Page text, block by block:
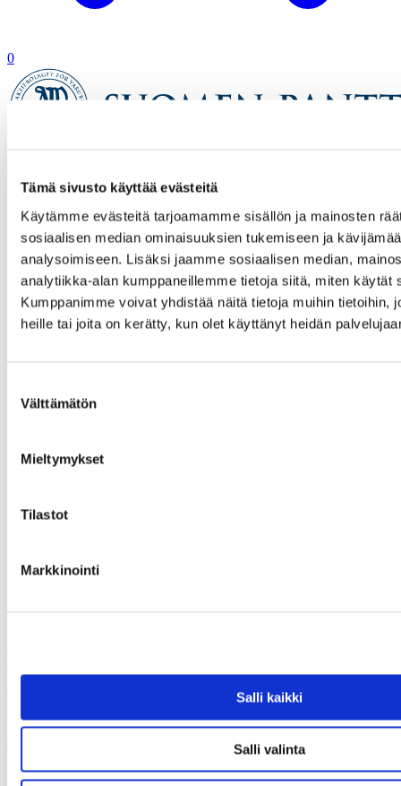
Tämä sivusto käyttää evästeitä
Käytämme evästeitä tarjoamamme sisällön ja mainosten
sosiaalisen median ominaisuuksien tukemiseen ja
analysoimiseen. Lisäksi jaamme sosiaalisen median,
analytiikka-alan kumppaneillemme tietoja siitä, miten käytät
Kumppanimme voivat yhdistää näitä tietoja muihin tietoihin,
heille tai joita on kerätty, kun olet käyttänyt heidän
valinta
Välttämätön
Mieltymykset
Tilastot
Markkinointi
Salli kaikki
Salli valinta
0
Verkkokauppa
Olet antanut virheellisen osoitteen tai kyseinen esine on varattu tai